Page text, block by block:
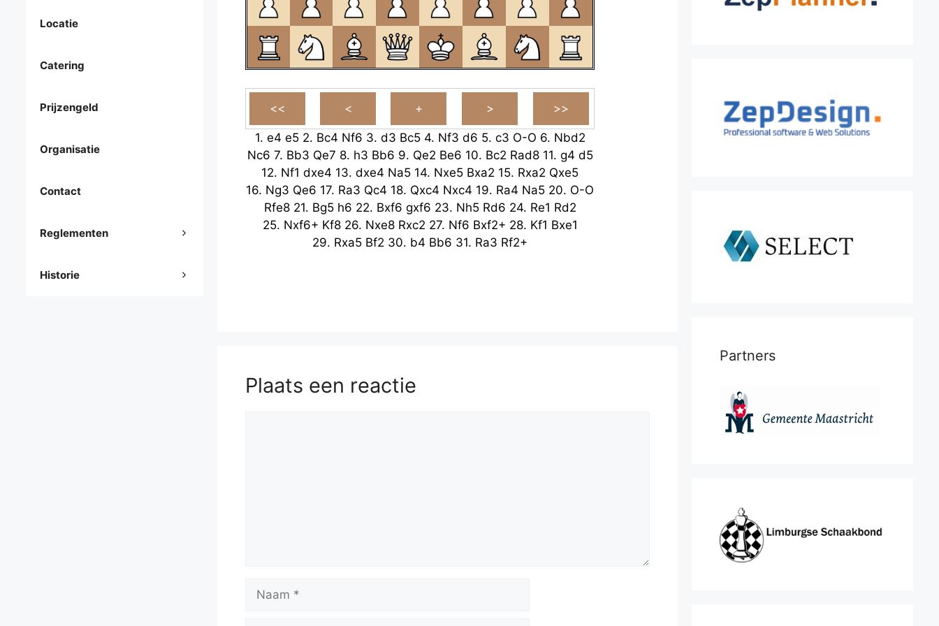
1. e4 e5 2. Bc4 Nf6 3. d3 Bc5 4. Nf3 d6 5. c3 O-O 6. Nbd2
Nc6 7. Bb3 Qe7 8. h3 Bb6 9. Qe2 Be6 10. Bc2 Rad8 11. g4 d5
12. Nf1 dxe4 13. dxe4 Na5 14. Nxe5 Bxa2 15. Rxa2 Qxe5
16. Ng3 Qe6 17. Ra3 Qc4 18. Qxc4 Nxc4 19. Ra4 Na5 20. O-O
Rfe8 21. Bg5 h6 22. Bxf6 gxf6 23. Nh5 Rd6 24. Re1 Rd2
25. Nxf6+ Kf8 26. Nxe8 Rxc2 27. Nf6 Bxf2+ 28. Kf1 Bxe1
29. Rxa5 Bf2 30. b4 Bb6 31. Ra3 Rf2+
Plaats een reactie
Locatie
Catering
Prijzengeld
Organisatie
Contact
Reglementen
Historie
Partners